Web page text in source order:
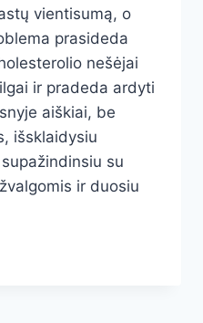
vientisumą, o
prasideda
nešėjai
ir pradeda ardyti
aiškiai, be
išsklaidysiu
su
ir duosiu